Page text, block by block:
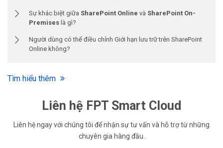
Sự khác biệt giữa SharePoint Online và SharePoint On-
Premises là gì?
Người dùng có thể điều chỉnh Giới hạn lưu trữ trên SharePoint
Online không?
Tìm hiểu thêm
Liên hệ FPT Smart Cloud
Liên hệ ngay với chúng tôi để nhận sự tư vấn và hỗ trợ từ những
chuyên gia hàng đầu.